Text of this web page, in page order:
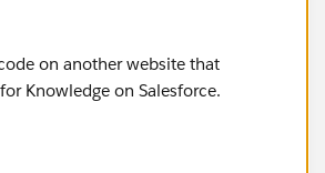
on another website that
Knowledge on Salesforce.